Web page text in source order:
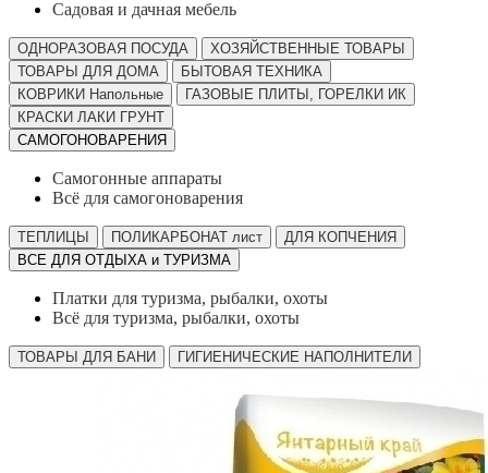
Садовая и дачная мебель
ОДНОРАЗОВАЯ ПОСУДА
ХОЗЯЙСТВЕННЫЕ ТОВАРЫ
ТОВАРЫ ДЛЯ ДОМА
БЫТОВАЯ ТЕХНИКА
КОВРИКИ Напольные
ГАЗОВЫЕ ПЛИТЫ, ГОРЕЛКИ ИК
КРАСКИ ЛАКИ ГРУНТ
САМОГОНОВАРЕНИЯ
Самогонные аппараты
Всё для самогоноварения
ТЕПЛИЦЫ ПОЛИКАРБОНАТ лист
ДЛЯ КОПЧЕНИЯ
ВСЕ ДЛЯ ОТДЫХА и ТУРИЗМА
Платки для туризма, рыбалки, охоты
Всё для туризма, рыбалки, охоты
ТОВАРЫ ДЛЯ БАНИ ГИГИЕНИЧЕСКИЕ НАПОЛНИТЕЛИ